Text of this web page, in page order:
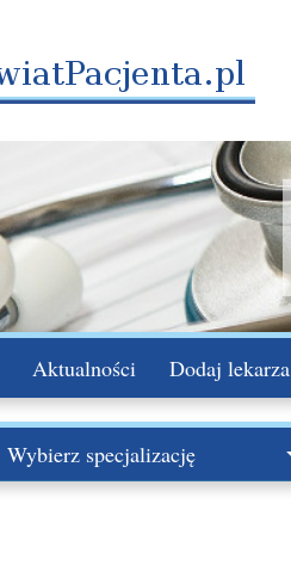
Aktualności Dodaj lekarza
Wybierz specjalizację